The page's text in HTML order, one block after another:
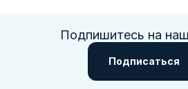
Подпишитесь на
Подписаться